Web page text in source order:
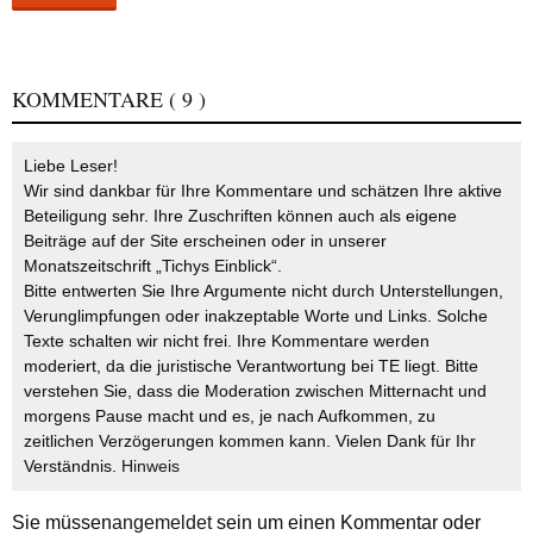
KOMMENTARE ( 9 )
Liebe Leser!
Wir sind dankbar für Ihre Kommentare und schätzen Ihre aktive
Beteiligung sehr. Ihre Zuschriften können auch als eigene
Beiträge auf der Site erscheinen oder in unserer
Monatszeitschrift „Tichys Einblick“.
Bitte entwerten Sie Ihre Argumente nicht durch Unterstellungen,
Verunglimpfungen oder inakzeptable Worte und Links. Solche
Texte schalten wir nicht frei. Ihre Kommentare werden
moderiert, da die juristische Verantwortung bei TE liegt. Bitte
verstehen Sie, dass die Moderation zwischen Mitternacht und
morgens Pause macht und es, je nach Aufkommen, zu
zeitlichen Verzögerungen kommen kann. Vielen Dank für Ihr
Verständnis. Hinweis
Sie müssenangemeldetsein um einen Kommentar oder